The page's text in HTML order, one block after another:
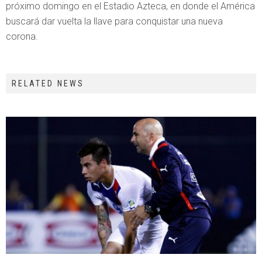
próximo domingo en el Estadio Azteca, en donde el América
buscará dar vuelta la llave para conquistar una nueva
corona.
RELATED NEWS